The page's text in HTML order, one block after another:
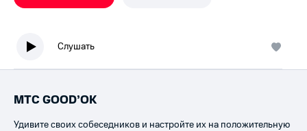
Слушать
МТС GOOD’OK
Удивите своих собеседников и настройте их на положительную